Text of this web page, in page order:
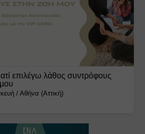
επιλέγω λάθος συντρόφους
/Αθήνα (Αττική)